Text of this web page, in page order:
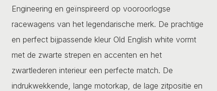
Engineering en geïnspireerd op vooroorlogse
racewagens van het legendarische merk. De prachtige
en perfect bijpassende kleur Old English white vormt
met de zwarte strepen en accenten en het
zwartlederen interieur een perfecte match. De
indrukwekkende, lange motorkap, de lage zitpositie en